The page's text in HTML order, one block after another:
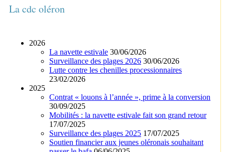
La cdc oléron
2026
La navette estivale 30/06/2026
Surveillance des plages 2026 30/06/2026
Lutte contre les chenilles processionnaires
23/02/2026
2025
Contrat « louons à l’année », prime à la conversion
30/09/2025
Mobilités : la navette estivale fait son grand retour
17/07/2025
Surveillance des plages 2025 17/07/2025
Soutien financier aux jeunes oléronais souhaitant